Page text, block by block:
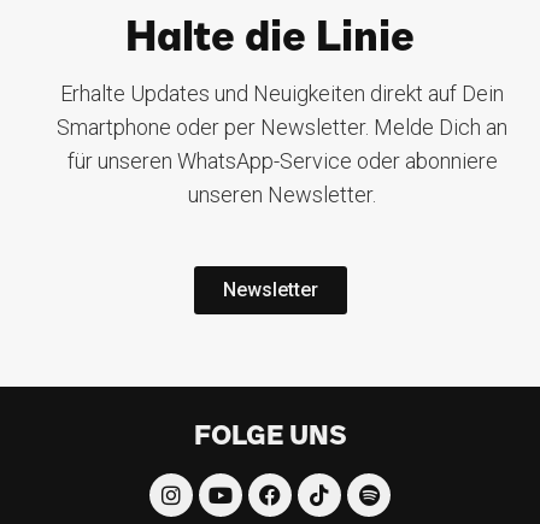
Halte die Linie
Erhalte Updates und Neuigkeiten direkt auf Dein
Smartphone oder per Newsletter. Melde Dich an
für unseren WhatsApp-Service oder abonniere
unseren Newsletter.
Newsletter
FOLGE UNS